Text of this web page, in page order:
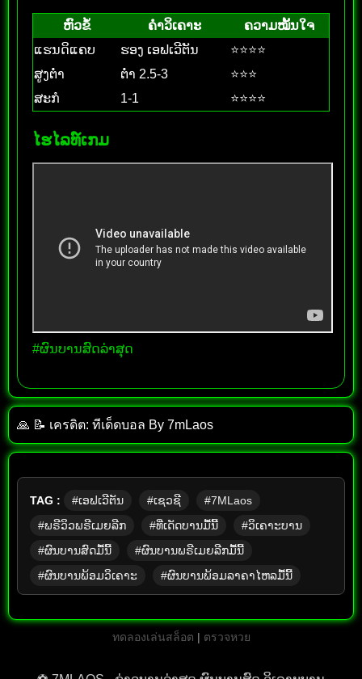
ຫົວຂໍ້ ຄຳວິເຄາະ
ຄວາມໝັ້ນໃຈ
ແຮນດິແຄບ
ຮອງ ເອຟເວີຕັນ
⭐⭐⭐⭐
ສູງຕ່ຳ
ຕ່ຳ 2.5-3
⭐⭐⭐
ສະກໍ
1-1 ⭐⭐⭐⭐
ໄຮໄລທ໌ເກມ
#ຜົນບານສົດລ່າສຸດ
🙏 📝 เครดิต: ทีเด็ด​บอล​ By​ 7mLaos
TAG : #ເອຟເວີຕັນ #ເຊວຊີ
#7MLaos
#ພຣີວິວພຣີເມຍລີກ
#ທີ່ເດັດບານມື້ນີ້
#ວິເຄາະບານ
#ຜົນບານສົດມື້ນີ້
#ຜົນບານພຣີເມຍລີກມື້ນີ້
#ຜົນບານພ້ອມວິເຄາະ
#ຜົນບານພ້ອມລາຄາໄຫລມື້ນີ້
ทดลองเล่นสล็อต | ตรวจหวย